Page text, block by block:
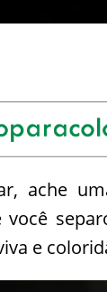
ache
e